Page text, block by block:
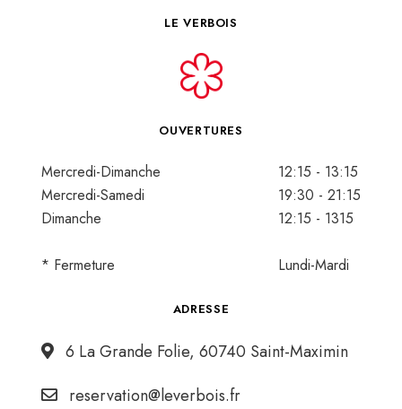
LE VERBOIS
OUVERTURES
Mercredi-Dimanche
12:15 - 13:15
Mercredi-Samedi
19:30 - 21:15
Dimanche
12:15 - 1315
* Fermeture Lundi-Mardi
ADRESSE
6 La Grande Folie, 60740 Saint-Maximin
reservation@leverbois.fr